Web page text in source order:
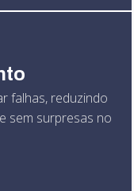
falhas, reduzindo
sem surpresas no